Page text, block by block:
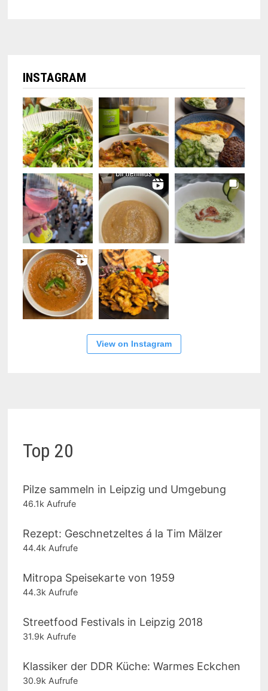
INSTAGRAM
View on Instagram
Top 20
Pilze sammeln in Leipzig und Umgebung
46.1k Aufrufe
Rezept: Geschnetzeltes á la Tim Mälzer
44.4k Aufrufe
Mitropa Speisekarte von 1959
44.3k Aufrufe
Streetfood Festivals in Leipzig 2018
31.9k Aufrufe
Klassiker der DDR Küche: Warmes Eckchen
30.9k Aufrufe